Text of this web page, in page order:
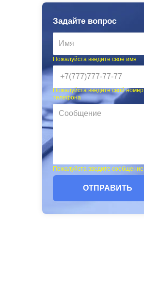
Задайте вопрос
Пожалуйста введите своё имя
Пожалуйста введите свой номер
телефона
Пожалуйста введите сообщение
ОТПРАВИТЬ